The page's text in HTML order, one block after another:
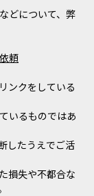
どについて、弊
頼
ンクをしている
いるものではあ
したうえでご活
損失や不都合な